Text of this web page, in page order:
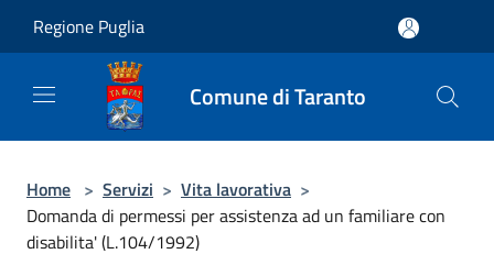
Regione Puglia
Comune di Taranto
Home > Servizi > Vita lavorativa >
Domanda di permessi per assistenza ad un familiare con
disabilita' (L.104/1992)